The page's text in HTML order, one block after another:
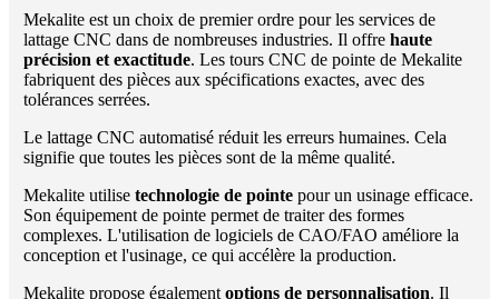
Mekalite est un choix de premier ordre pour les services de
lattage CNC dans de nombreuses industries. Il offrehaute
précision et exactitude. Les tours CNC de pointe de Mekalite
fabriquent des pièces aux spécifications exactes, avec des
tolérances serrées.
Le lattage CNC automatisé réduit les erreurs humaines. Cela
signifie que toutes les pièces sont de la même qualité.
Mekalite utilisetechnologie de pointe pour un usinage efficace.
Son équipement de pointe permet de traiter des formes
complexes. L'utilisation de logiciels de CAO/FAO améliore la
conception et l'usinage, ce qui accélère la production.
Mekalite propose égalementoptions de personnalisation. Il